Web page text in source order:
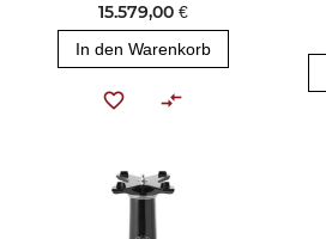
15.579,00 €
In den Warenkorb